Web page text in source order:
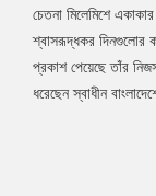
Article
চেতনা মিলেমিশে
শ্বাসরূদ্ধকর দিনগুলোর
প্রকাশ পেয়েছে তাঁর
ধরেছেন স্বাধীন